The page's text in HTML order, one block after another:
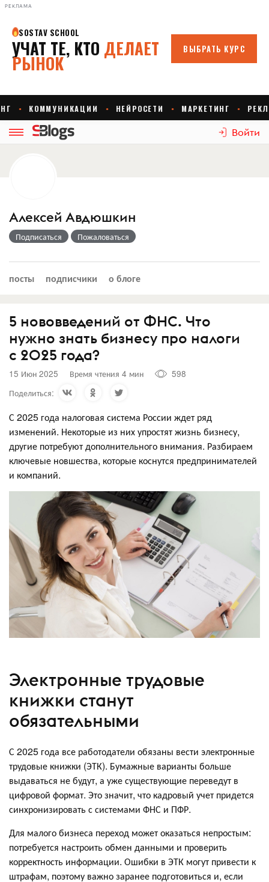
РЕКЛАМА
Войти
Алексей Авдюшкин
Подписаться Пожаловаться
посты подписчики о блоге
5 нововведений от ФНС. Что
нужно знать бизнесу про налоги
с 2025 года?
15 Июн 2025 Время чтения 4 мин
598
Поделиться:
С 2025 года налоговая система России ждет ряд
изменений. Некоторые из них упростят жизнь бизнесу,
другие потребуют дополнительного внимания. Разбираем
ключевые новшества, которые коснутся предпринимателей
и компаний.
Электронные трудовые
книжки станут
обязательными
С 2025 года все работодатели обязаны вести электронные
трудовые книжки (ЭТК). Бумажные варианты больше
выдаваться не будут, а уже существующие переведут в
цифровой формат. Это значит, что кадровый учет придется
синхронизировать с системами ФНС и ПФР.
Для малого бизнеса переход может оказаться непростым:
потребуется настроить обмен данными и проверить
корректность информации. Ошибки в ЭТК могут привести к
штрафам, поэтому важно заранее подготовиться и, если